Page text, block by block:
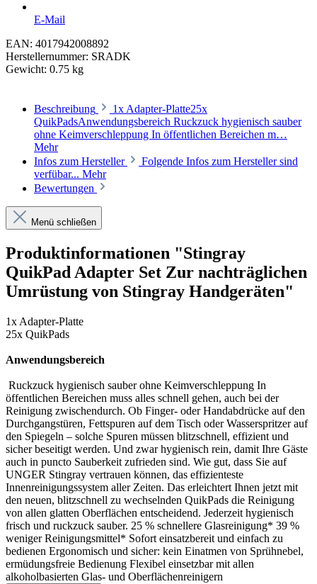
E-Mail
EAN: 4017942008892
Herstellernummer: SRADK
Gewicht: 0.75 kg
Beschreibung
1x Adapter-Platte25x
QuikPadsAnwendungsbereich Ruckzuck hygienisch sauber
ohne Keimverschleppung In öffentlichen Bereichen m…
Mehr
Infos zum Hersteller
Folgende Infos zum Hersteller sind
verfübar... Mehr
Bewertungen
Menü schließen
Produktinformationen "Stingray
QuikPad Adapter Set Zur nachträglichen
Umrüstung von Stingray Handgeräten"
1x Adapter-Platte
25x QuikPads
Anwendungsbereich
Ruckzuck hygienisch sauber ohne Keimverschleppung In
öffentlichen Bereichen muss alles schnell gehen, auch bei der
Reinigung zwischendurch. Ob Finger- oder Handabdrücke auf den
Durchgangstüren, Fettspuren auf dem Tisch oder Wasserspritzer auf
den Spiegeln – solche Spuren müssen blitzschnell, effizient und
sicher beseitigt werden. Und zwar hygienisch rein, damit Ihre Gäste
auch in puncto Sauberkeit zufrieden sind. Wie gut, dass Sie auf
UNGER Stingray vertrauen können, das effizienteste
Innenreinigungssystem aller Zeiten. Das erleichtert Ihnen jetzt mit
den neuen, blitzschnell zu wechselnden QuikPads die Reinigung
von allen glatten Oberflächen entscheidend. Jederzeit hygienisch
frisch und ruckzuck sauber. 25 % schnellere Glasreinigung* 39 %
weniger Reinigungsmittel* Sofort einsatzbereit und einfach zu
bedienen Ergonomisch und sicher: kein Einatmen von Sprühnebel,
ermüdungsfreie Bedienung Flexibel einsetzbar mit allen
alkoholbasierten Glas- und Oberflächenreinigern